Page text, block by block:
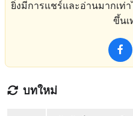
ยิ่งมีการแชร์และอ่านมากเท่า
ขึ้นเ
บทใหม่